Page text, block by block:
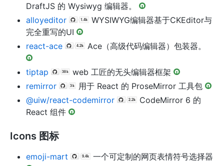
DraftJS 的 Wysiwyg 编辑器。
alloyeditor
WYSIWYG编辑器基于CKEditor与
完全重写的UI
react-ace
Ace（高级代码编辑器）包装器。
tiptap
web 工匠的无头编辑器框架
remirror
用于 React 的 ProseMirror 工具包
@uiw/react-codemirror
CodeMirror 6 的
React 组件
Icons 图标
emoji-mart 一个可定制的网页表情符号选择器